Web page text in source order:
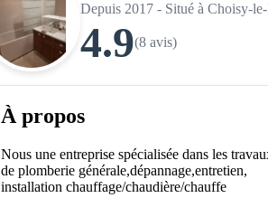
Depuis 2017 - Situé à Choisy-
4.9(8 avis)
À propos
Nous une entreprise spécialisée dans les
de plomberie générale,dépannage,entretien,
installation chauffage/chaudière/chauffe